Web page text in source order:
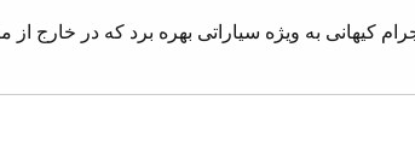
کیهانی به ویژه سیاراتی بهره برد که در خارج